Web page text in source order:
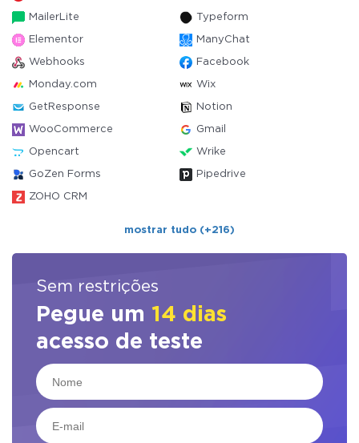
MailerLite Typeform
Elementor ManyChat
Webhooks Facebook
Monday.com Wix
GetResponse Notion
WooCommerce Gmail
Opencart Wrike
GoZen Forms Pipedrive
ZOHO CRM
mostrar tudo (+216)
Sem restrições
Pegue um 14 dias
acesso de teste